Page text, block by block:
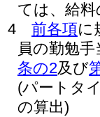
ては、給
4
前各項に
員の勤勉
条の2及び
(パートタ
の算出)